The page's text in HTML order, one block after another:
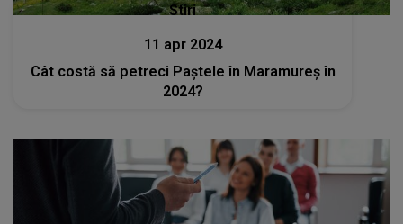
Stiri
11 apr 2024
Cât costă să petreci Paștele în Maramureș în
2024?